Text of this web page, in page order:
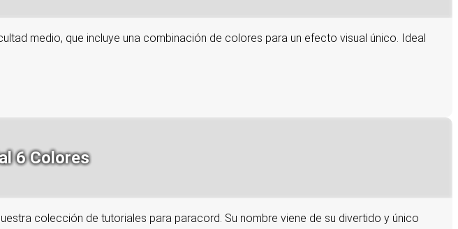
medio, que incluye una combinación de colores para un efecto visual único. Ideal
6 Colores
colección de tutoriales para paracord. Su nombre viene de su divertido y único